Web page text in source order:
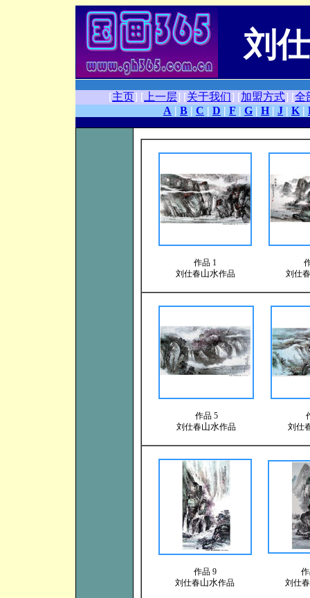
刘
[主页] [ 上一层] [关于我们] [加盟方式] [全
A | B | C | D | F | G | H | J | K |
作品 1
刘仕春山水作品 刘仕春
作品 5
刘仕春山水作品 刘仕
作品 9
刘仕春山水作品 刘仕春